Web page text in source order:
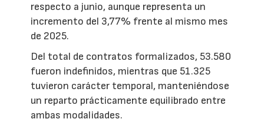
respecto a junio, aunque representa un
incremento del 3,77% frente al mismo mes
de 2025.
Del total de contratos formalizados, 53.580
fueron indefinidos, mientras que 51.325
tuvieron carácter temporal, manteniéndose
un reparto prácticamente equilibrado entre
ambas modalidades.